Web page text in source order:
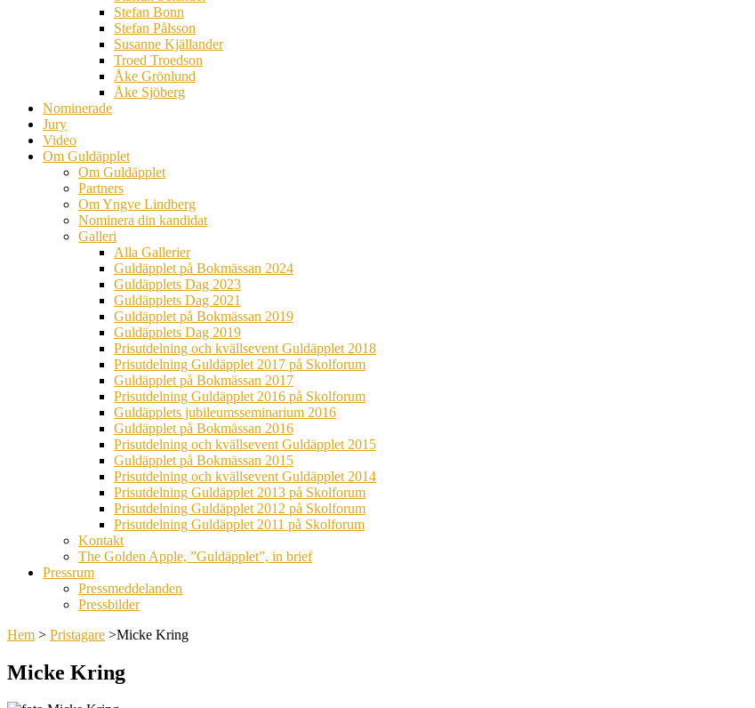
Stefan Bonn
Stefan Pålsson
Susanne Kjällander
Troed Troedson
Åke Grönlund
Åke Sjöberg
Nominerade
Jury
Video
Om Guldäpplet
Om Guldäpplet
Partners
Om Yngve Lindberg
Nominera din kandidat
Galleri
Alla Gallerier
Guldäpplet på Bokmässan 2024
Guldäpplets Dag 2023
Guldäpplets Dag 2021
Guldäpplet på Bokmässan 2019
Guldäpplets Dag 2019
Prisutdelning och kvällsevent Guldäpplet 2018
Prisutdelning Guldäpplet 2017 på Skolforum
Guldäpplet på Bokmässan 2017
Prisutdelning Guldäpplet 2016 på Skolforum
Guldäpplets jubileumsseminarium 2016
Guldäpplet på Bokmässan 2016
Prisutdelning och kvällsevent Guldäpplet 2015
Guldäpplet på Bokmässan 2015
Prisutdelning och kvällsevent Guldäpplet 2014
Prisutdelning Guldäpplet 2013 på Skolforum
Prisutdelning Guldäpplet 2012 på Skolforum
Prisutdelning Guldäpplet 2011 på Skolforum
Kontakt
The Golden Apple, ”Guldäpplet”, in brief
Pressrum
Pressmeddelanden
Pressbilder
Hem > Pristagare >Micke Kring
Micke Kring